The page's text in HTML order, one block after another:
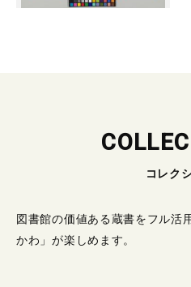
コレク
図書館の価値ある蔵書をフル活
かわ」が楽しめます。